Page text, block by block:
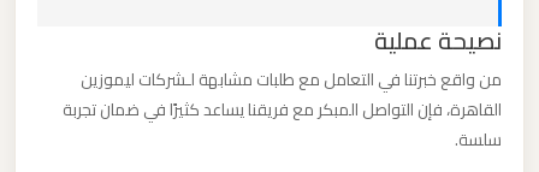
نصيحة عملية
من واقع خبرتنا في التعامل مع طلبات مشابهة لـشركات ليموزين
القاهرة، فإن التواصل المبكر مع فريقنا يساعد كثيرًا في ضمان تجربة
سلسة.
ليموزين
القاهرة